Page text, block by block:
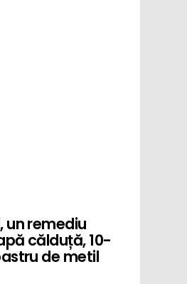
un remediu
călduță, 10-
de metil